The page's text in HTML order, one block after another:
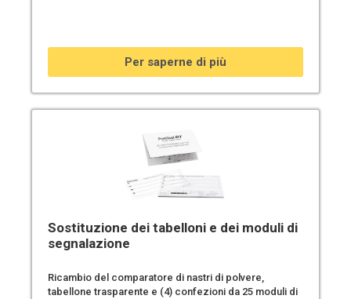
Per saperne di più
Sostituzione dei tabelloni e dei moduli di
segnalazione
Ricambio del comparatore di nastri di polvere,
tabellone trasparente e (4) confezioni da 25 moduli di